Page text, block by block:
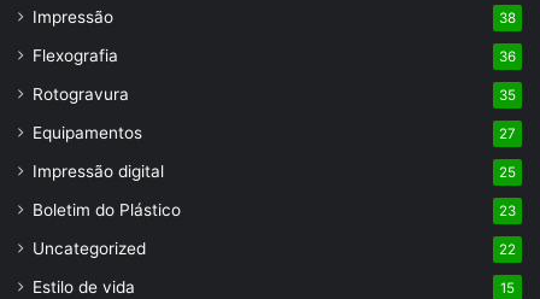
Impressão 38
Flexografia 36
Rotogravura 35
Equipamentos 27
Impressão digital 25
Boletim do Plástico 23
Uncategorized 22
Estilo de vida 15